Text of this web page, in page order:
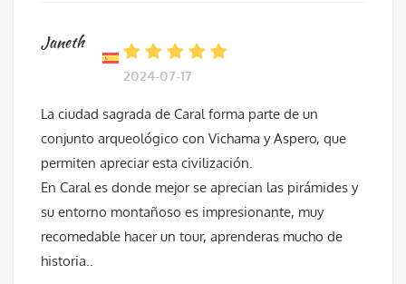
Janeth
2024-07-17
La ciudad sagrada de Caral forma parte de un
conjunto arqueológico con Vichama y Aspero, que
permiten apreciar esta civilización.
En Caral es donde mejor se aprecian las pirámides y
su entorno montañoso es impresionante, muy
recomedable hacer un tour, aprenderas mucho de
historia..